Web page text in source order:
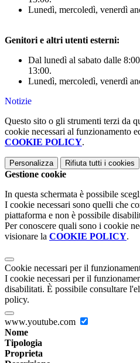
Lunedì, mercoledì, venerdì
Genitori e altri utenti esterni:
Dal lunedì al sabato dalle
13:00.
Lunedì, mercoledì, venerdì
Notizie
Questo sito o gli strumenti terzi da
cookie necessari al funzionamento
COOKIE POLICY.
Personalizza Rifiuta tutti i cookies
Gestione cookie
In questa schermata è possibile
I cookie necessari sono quelli che
piattaforma e non è possibile
Per conoscere quali sono i cookie
visionare la COOKIE POLICY.
Cookie necessari per il
I cookie necessari per il
disabilitati. È possibile consultare
policy.
www.youtube.com
Nome
Tipologia
Proprieta